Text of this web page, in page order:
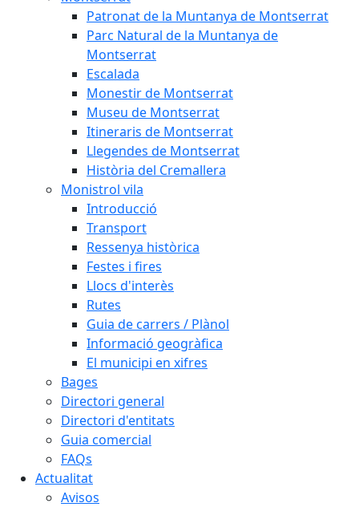
Patronat de la Muntanya de Montserrat
Parc Natural de la Muntanya de
Montserrat
Escalada
Monestir de Montserrat
Museu de Montserrat
Itineraris de Montserrat
Llegendes de Montserrat
Història del Cremallera
Monistrol vila
Introducció
Transport
Ressenya històrica
Festes i fires
Llocs d'interès
Rutes
Guia de carrers / Plànol
Informació geogràfica
El municipi en xifres
Bages
Directori general
Directori d'entitats
Guia comercial
FAQs
Actualitat
Avisos